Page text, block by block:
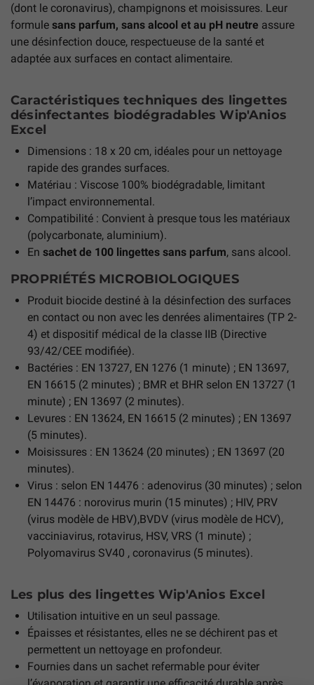
(dont le coronavirus), champignons et moisissures. Leur
formule sans parfum, sans alcool et au pH neutre assure
une désinfection douce, respectueuse de la santé et
adaptée aux surfaces en contact alimentaire.
Caractéristiques techniques des lingettes
désinfectantes biodégradables Wip'Anios
Excel
Dimensions : 18 x 20 cm, idéales pour un nettoyage
rapide des grandes surfaces.
Matériau : Viscose 100% biodégradable, limitant
l’impact environnemental.
Compatibilité : Convient à presque tous les matériaux
(polycarbonate, aluminium).
En sachet de 100 lingettes sans parfum, sans alcool.
PROPRIÉTÉS MICROBIOLOGIQUES
Produit biocide destiné à la désinfection des surfaces
en contact ou non avec les denrées alimentaires (TP 2-
4) et dispositif médical de la classe IIB (Directive
93/42/CEE modifiée).
Bactéries : EN 13727, EN 1276 (1 minute) ; EN 13697,
EN 16615 (2 minutes) ; BMR et BHR selon EN 13727 (1
minute) ; EN 13697 (2 minutes).
Levures : EN 13624, EN 16615 (2 minutes) ; EN 13697
(5 minutes).
Moisissures : EN 13624 (20 minutes) ; EN 13697 (20
minutes).
Virus : selon EN 14476 : adenovirus (30 minutes) ; selon
EN 14476 : norovirus murin (15 minutes) ; HIV, PRV
(virus modèle de HBV),BVDV (virus modèle de HCV),
vacciniavirus, rotavirus, HSV, VRS (1 minute) ;
Polyomavirus SV40 , coronavirus (5 minutes).
Les plus des lingettes Wip'Anios Excel
Utilisation intuitive en un seul passage.
Épaisses et résistantes, elles ne se déchirent pas et
permettent un nettoyage en profondeur.
Fournies dans un sachet refermable pour éviter